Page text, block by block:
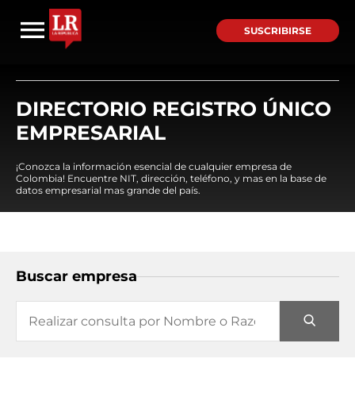
SUSCRIBIRSE
DIRECTORIO REGISTRO ÚNICO
EMPRESARIAL
¡Conozca la información esencial de cualquier empresa de
Colombia! Encuentre NIT, dirección, teléfono, y mas en la base de
datos empresarial mas grande del país.
Buscar empresa